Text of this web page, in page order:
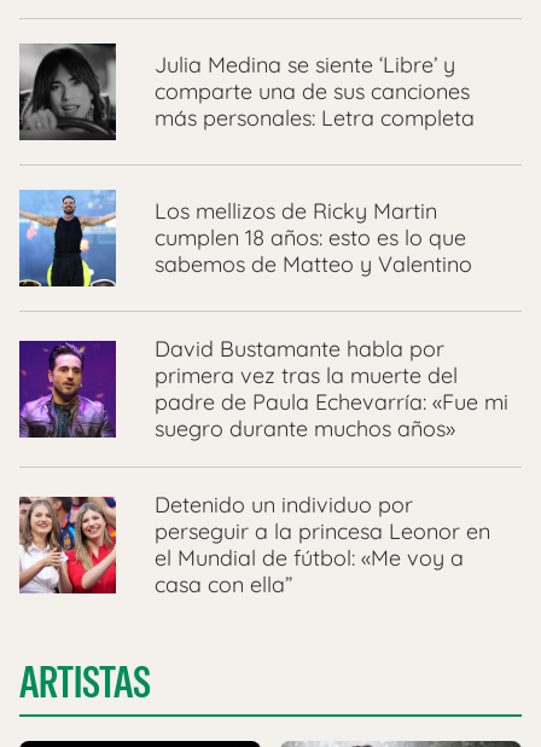
Julia Medina se siente ‘Libre’ y
comparte una de sus canciones
más personales: Letra completa
Los mellizos de Ricky Martin
cumplen 18 años: esto es lo que
sabemos de Matteo y Valentino
David Bustamante habla por
primera vez tras la muerte del
padre de Paula Echevarría: «Fue mi
suegro durante muchos años»
Detenido un individuo por
perseguir a la princesa Leonor en
el Mundial de fútbol: «Me voy a
casa con ella”
ARTISTAS